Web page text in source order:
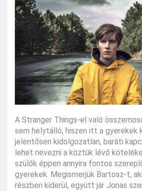
A Stranger Things-el való
sem helytálló, hiszen itt a gyerekek
jelentősen kidolgozatlan, baráti
lehet nevezni a köztük lévő
szülők éppen annyira fontos
gyerekek. Megismerjük Bartosz-t,
részben kiderül, együtt jár Jonas